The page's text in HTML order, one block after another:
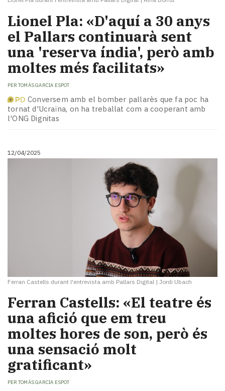
Lionel Pla: «D'aquí a 30 anys
el Pallars continuarà sent
una 'reserva índia', però amb
moltes més facilitats»
PER TOMÀS GARCIA ESPOT
Conversem amb el bomber pallarès que fa poc ha
tornat d'Ucraïna, on ha treballat com a cooperant amb
l'ONG Dignitas
12/04/2025
Ferran Castells durant l'entrevista amb Pallars Digital | Jordi Ubach
Ferran Castells: «El teatre és
una afició que em treu
moltes hores de son, però és
una sensació molt
gratificant»
PER TOMÀS GARCIA ESPOT